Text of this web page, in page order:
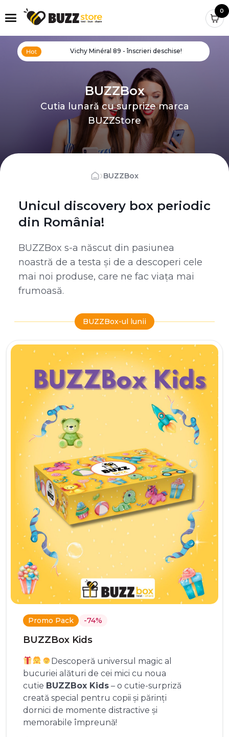
0
Vichy Minéral 89 - înscrieri deschise!
BUZZBox
Cutia lunară cu surprize marca
BUZZStore
›BUZZBox
Unicul discovery box periodic
din România!
BUZZBox s-a născut din pasiunea
noastră de a testa și de a descoperi cele
mai noi produse, care ne fac viața mai
frumoasă.
BUZZBox-ul lunii
Promo Pack -74%
BUZZBox Kids
Descoperă universul magic al
bucuriei alături de cei mici cu noua
cutie BUZZBox Kids – o cutie-surpriză
creată special pentru copii și părinți
dornici de momente distractive și
memorabile împreună!